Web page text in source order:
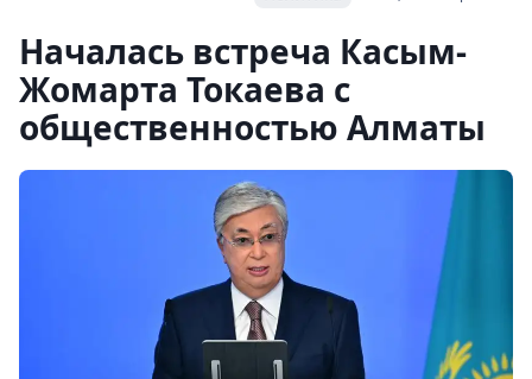
Началась встреча Касым-
Жомарта Токаева с
общественностью Алматы